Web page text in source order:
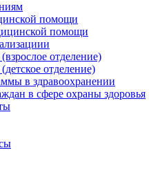
помощи
помощи
отделение)
отделение)
в здравоохранении
в сфере охраны здоровья